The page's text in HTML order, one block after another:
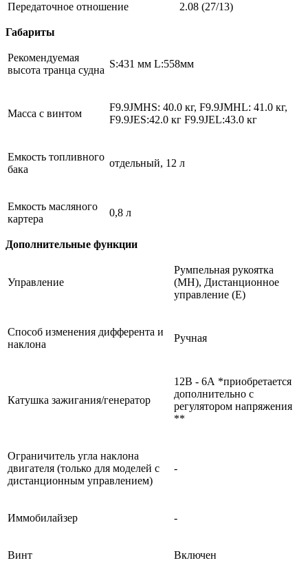
Передаточное отношение 2.08 (27/13)
Габариты
Рекомендуемая
высота транца судна
S:431 мм L:558мм
Масса с винтом
F9.9JMHS: 40.0 кг, F9.9JMHL: 41.0 кг,
F9.9JES:42.0 кг F9.9JEL:43.0 кг
Емкость топливного
бака
отдельный, 12 л
Емкость масляного
картера
0,8 л
Дополнительные функции
Управление
Румпельная рукоятка
(MH), Дистанционное
управление (E)
Способ изменения дифферента и
наклона
Ручная
Катушка зажигания/генератор
12В - 6А *приобретается
дополнительно с
регулятором напряжения
**
Ограничитель угла наклона
двигателя (только для моделей с
дистанционным управлением)
-
Иммобилайзер -
Винт Включен